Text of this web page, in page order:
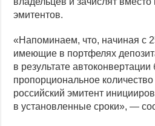
эмитентов.
«Напоминаем, что, начиная с
имеющие в портфелях
в результате автоконвертации
пропорциональное
российский эмитент
в установленные сроки», —